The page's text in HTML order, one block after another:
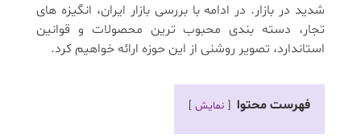
شدید در بازار. در ادامه با بررسی بازار ایران، انگیزه های
تجار، دسته بندی محبوب ترین محصولات و قوانین
استاندارد، تصویر روشنی از این حوزه ارائه خواهیم کرد.
فهرست محتوا نمایش